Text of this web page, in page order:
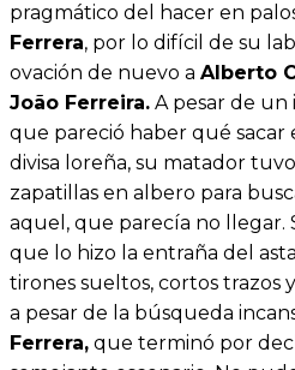
pragmático del hacer en
Ferrera, por lo difícil de su
ovación de nuevo a Alberto
João Ferreira. A pesar de un
que pareció haber qué sacar
divisa loreña, su matador
zapatillas en albero para
aquel, que parecía no llegar.
que lo hizo la entraña del
tirones sueltos, cortos trazos
a pesar de la búsqueda
Ferrera, que terminó por